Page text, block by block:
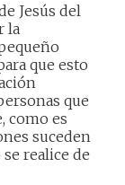
Jesús del
la
que esto
que
como es
suceden
realice de